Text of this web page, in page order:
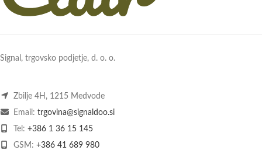
Signal, trgovsko podjetje, d. o. o.
Zbilje 4H, 1215 Medvode
Email: trgovina@signaldoo.si
Tel: +386 1 36 15 145
GSM: +386 41 689 980